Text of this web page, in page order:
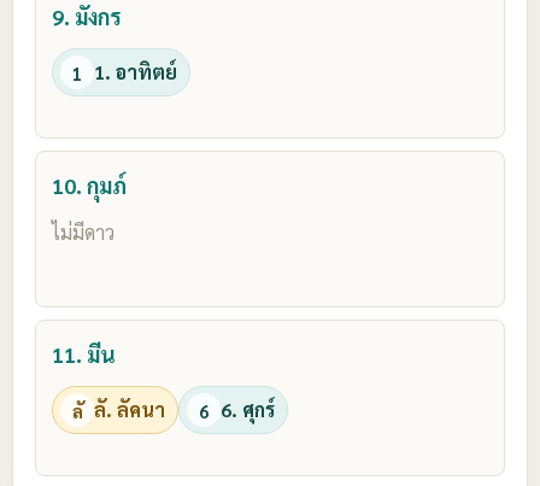
9. มังกร
1 1. อาทิตย์
10. กุมภ์
ไม่มีดาว
11. มีน
ลั ลั. ลัคนา 6 6. ศุกร์